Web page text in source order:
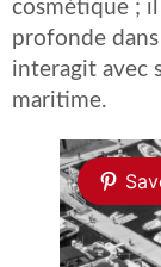
cosmétique ;
profonde
interagit avec
maritime.